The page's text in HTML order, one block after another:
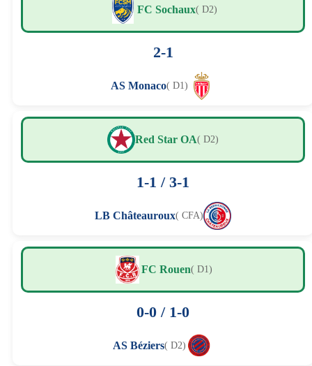
FC Sochaux( D2)
2-1
AS Monaco( D1)
Red Star OA( D2)
1-1 / 3-1
LB Châteauroux( CFA)
FC Rouen( D1)
0-0 / 1-0
AS Béziers( D2)